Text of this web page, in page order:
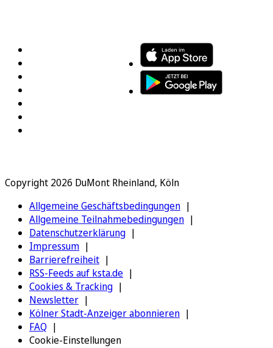
Copyright 2026 DuMont Rheinland, Köln
Allgemeine Geschäftsbedingungen
Allgemeine Teilnahmebedingungen
Datenschutzerklärung
Impressum
Barrierefreiheit
RSS-Feeds auf ksta.de
Cookies & Tracking
Newsletter
Kölner Stadt-Anzeiger abonnieren
FAQ
Cookie-Einstellungen